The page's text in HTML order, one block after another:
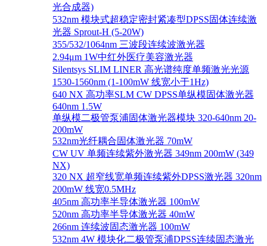
光合成器)
532nm 模块式超稳定密封紧凑型DPSS固体连续激
光器 Sprout-H (5-20W)
355/532/1064nm 三波段连续波激光器
2.94μm 1W中红外医疗美容激光器
Silentsys SLIM LINER 高光谱纯度单频激光光源
1530-1560nm (1-100mW 线宽小于1Hz)
640 NX 高功率SLM CW DPSS单纵模固体激光器
640nm 1.5W
单纵模二极管泵浦固体激光器模块 320-640nm 20-
200mW
532nm光纤耦合固体激光器 70mW
CW UV 单频连续紫外激光器 349nm 200mW (349
NX)
320 NX 超窄线宽单频连续紫外DPSS激光器 320nm
200mW 线宽0.5MHz
405nm 高功率半导体激光器 100mW
520nm 高功率半导体激光器 40mW
266nm 连续波固态激光器 100mW
532nm 4W 模块化二极管泵浦DPSS连续固态激光